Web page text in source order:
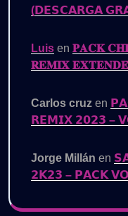
(𝗗𝗘𝗦𝗖𝗔𝗥𝗚𝗔
Luis en 𝐏𝐀𝐂𝐊
𝐑𝐄𝐌𝐈𝐗
Carlos cruz en
𝗥𝗘𝗠𝗜𝗫 𝟮𝟬𝟮𝟯 –
Jorge Millán en
𝟮𝗞𝟮𝟯 – 𝗣𝗔𝗖𝗞